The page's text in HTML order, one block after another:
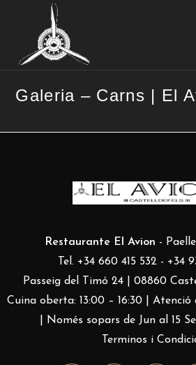
Galeria – Carns | El
Restaurante El Avion -
Tel. +34 660 415 532 - +34
Passeig del Timó 24 | 08860
Cuina oberta: 13:00 – 16:30 | Atenció
| Només sopars de Jun al 15
Terminos i